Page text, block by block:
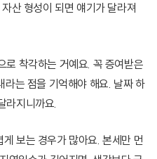
산 형성이 되면 얘기가 달라져
로 착각하는 거예요. 꼭 증여받은
는 점을 기억해야 해요. 날짜 하
라지니까요.
보는 경우가 많아요. 본세만 먼